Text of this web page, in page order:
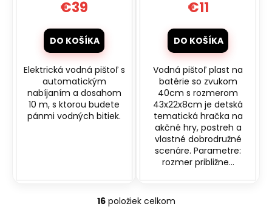
€39
DO KOŠÍKA
Elektrická vodná pištoľ s
automatickým
nabíjaním a dosahom
10 m, s ktorou budete
pánmi vodných bitiek.
€11
DO KOŠÍKA
Vodná pištoľ plast na
batérie so zvukom
40cm s rozmerom
43x22x8cm je detská
tematická hračka na
akčné hry, postreh a
vlastné dobrodružné
scenáre. Parametre:
rozmer približne...
O
16položiek celkom